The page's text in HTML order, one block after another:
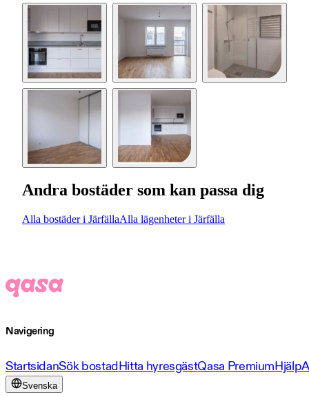
Andra bostäder som kan passa dig
Alla bostäder i JärfällaAlla lägenheter i Järfälla
Navigering
StartsidanSök bostadHitta hyresgästQasa PremiumHjälp
Svenska